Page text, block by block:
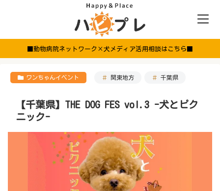
■動物病院ネットワーク×犬メディア活用相談はこちら■
ワンちゃんイベント 関東地方 千葉県
【千葉県】THE DOG FES vol.3 -犬とピク
ニック-